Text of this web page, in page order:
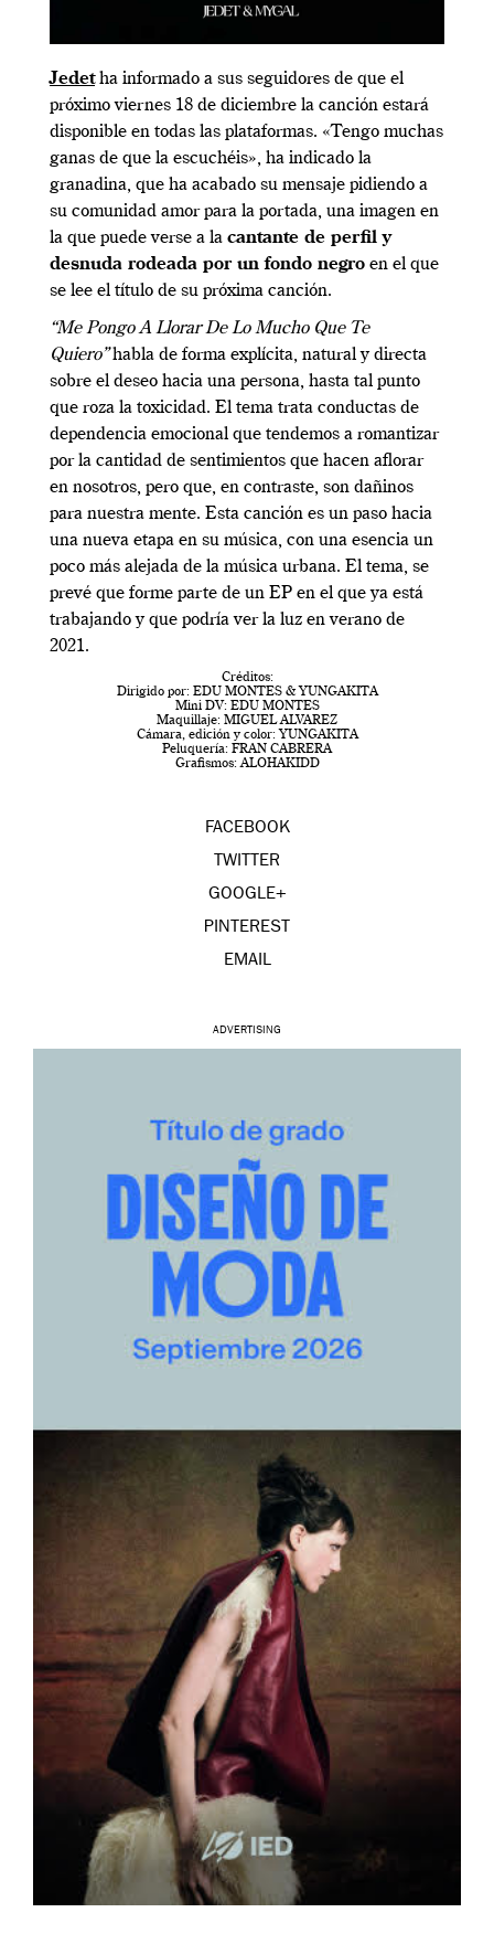
Jedetha informado a sus seguidores de que el
próximo viernes 18 de diciembre la canción estará
disponible en todas las plataformas. «Tengo muchas
ganas de que la escuchéis», ha indicado la
granadina, que ha acabado su mensaje pidiendo a
su comunidad amor para la portada, una imagen en
la que puede verse a la cantante de perfil y
desnuda rodeada por un fondo negro en el que
se lee el título de su próxima canción.
“Me Pongo A Llorar De Lo Mucho Que Te
Quiero”habla de forma explícita, natural y directa
sobre el deseo hacia una persona, hasta tal punto
que roza la toxicidad. El tema trata conductas de
dependencia emocional que tendemos a romantizar
por la cantidad de sentimientos que hacen aflorar
en nosotros, pero que, en contraste, son dañinos
para nuestra mente. Esta canción es un paso hacia
una nueva etapa en su música, con una esencia un
poco más alejada de la música urbana. El tema, se
prevé que forme parte de un EP en el que ya está
trabajando y que podría ver la luz en verano de
2021.
Créditos:
Dirigido por: EDU MONTES & YUNGAKITA
Mini DV: EDU MONTES
Maquillaje: MIGUEL ALVAREZ
Cámara, edición y color: YUNGAKITA
Peluquería: FRAN CABRERA
Grafismos: ALOHAKIDD
FACEBOOK
TWITTER
GOOGLE+
PINTEREST
EMAIL
ADVERTISING